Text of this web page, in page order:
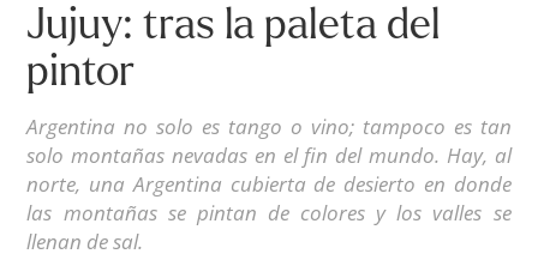
Jujuy: tras la paleta del
pintor
Argentina no solo es tango o vino; tampoco es tan
solo montañas nevadas en el fin del mundo. Hay, al
norte, una Argentina cubierta de desierto en donde
las montañas se pintan de colores y los valles se
llenan de sal.